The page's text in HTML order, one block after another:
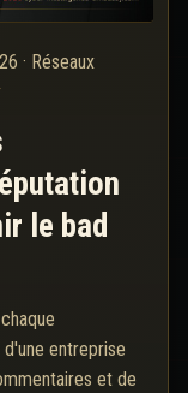
· Réseaux
le bad
entreprise
et de